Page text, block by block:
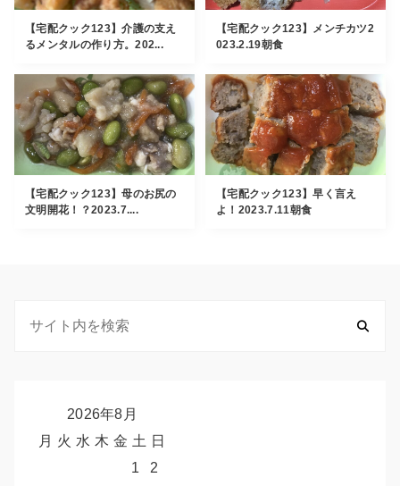
【宅配クック123】介護の支え
るメンタルの作り方。202...
【宅配クック123】メンチカツ2
023.2.19朝食
【宅配クック123】母のお尻の
文明開花！？2023.7....
【宅配クック123】早く言え
よ！2023.7.11朝食
2026年8月
月 火 水 木 金 土 日
1
2